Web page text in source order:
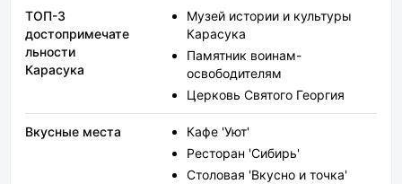
легкий перекус или приготовить
что-то посерьезней. Цена/
качество на уровне
ТОП-3
достопримечате
льности
Карасука
Музей истории и культуры
Карасука
Памятник воинам-
освободителям
Церковь Святого Георгия
Вкусные места
Кафе 'Уют'
Ресторан 'Сибирь'
Столовая 'Вкусно и точка'